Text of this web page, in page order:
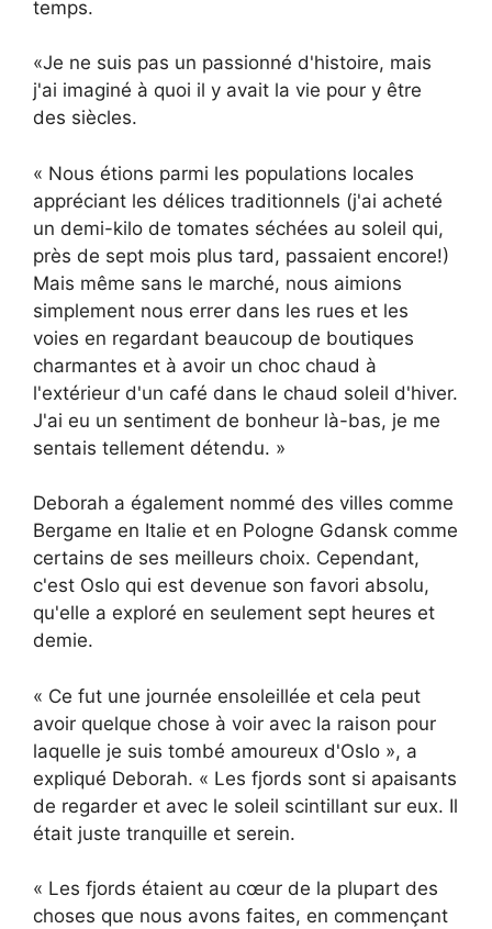
temps.
«Je ne suis pas un passionné d'histoire, mais
j'ai imaginé à quoi il y avait la vie pour y être
des siècles.
« Nous étions parmi les populations locales
appréciant les délices traditionnels (j'ai acheté
un demi-kilo de tomates séchées au soleil qui,
près de sept mois plus tard, passaient encore!)
Mais même sans le marché, nous aimions
simplement nous errer dans les rues et les
voies en regardant beaucoup de boutiques
charmantes et à avoir un choc chaud à
l'extérieur d'un café dans le chaud soleil d'hiver.
J'ai eu un sentiment de bonheur là-bas, je me
sentais tellement détendu. »
Deborah a également nommé des villes comme
Bergame en Italie et en Pologne Gdansk comme
certains de ses meilleurs choix. Cependant,
c'est Oslo qui est devenue son favori absolu,
qu'elle a exploré en seulement sept heures et
demie.
« Ce fut une journée ensoleillée et cela peut
avoir quelque chose à voir avec la raison pour
laquelle je suis tombé amoureux d'Oslo », a
expliqué Deborah. « Les fjords sont si apaisants
de regarder et avec le soleil scintillant sur eux. Il
était juste tranquille et serein.
« Les fjords étaient au cœur de la plupart des
choses que nous avons faites, en commençant